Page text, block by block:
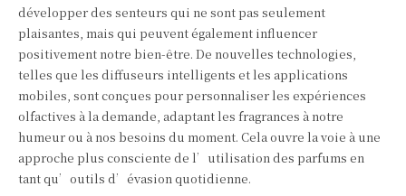
développer des senteurs qui ne sont pas seulement
plaisantes, mais qui peuvent également influencer
positivement notre bien-être. De nouvelles technologies,
telles que les diffuseurs intelligents et les applications
mobiles, sont conçues pour personnaliser les expériences
olfactives à la demande, adaptant les fragrances à notre
humeur ou à nos besoins du moment. Cela ouvre la voie à une
approche plus consciente de l’utilisation des parfums en
tant qu’outils d’évasion quotidienne.